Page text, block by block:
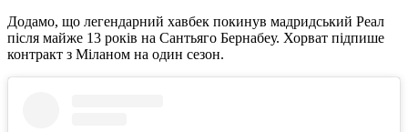
Додамо, що легендарний хавбек покинув мадридський Реал
після майже 13 років на Сантьяго Бернабеу. Хорват підпише
контракт з Міланом на один сезон.